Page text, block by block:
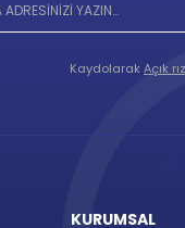
KaydolarakAçık
KURUMSAL